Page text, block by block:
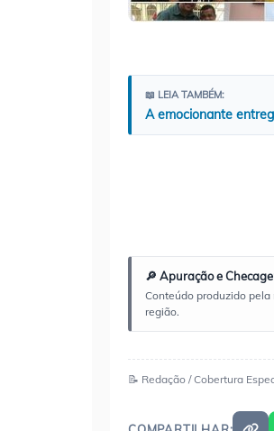
📖 LEIA TAMBÉM:
A emocionante
🔎 Apuração e
Conteúdo produzido
região.
📝 Redação / Cobertura